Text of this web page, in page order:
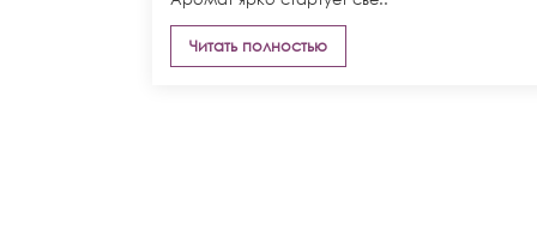
Читать полностью